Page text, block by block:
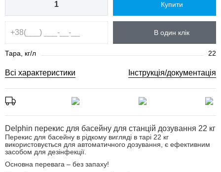
Купити
В один клік
Тара, кг/л 22
Всі характеристики Інструкція/документація
Delphin перекис для басейну для станцій дозування 22 кг
Перекис для басейну в рідкому вигляді в тарі 22 кг
використовується для автоматичного дозування, є ефективним
засобом для дезінфекції.
Основна перевага – без запаху!